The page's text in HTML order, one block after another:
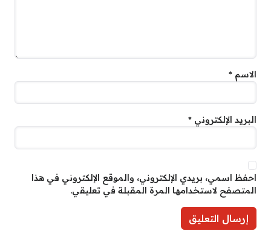
الاسم *
البريد الإلكتروني *
احفظ اسمي، بريدي الإلكتروني، والموقع الإلكتروني في هذا
المتصفح لاستخدامها المرة المقبلة في تعليقي.